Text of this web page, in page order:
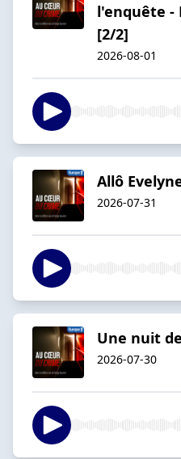
l'enquête -
[2/2]
2026-08-01
Allô
2026-07-31
Une nuit
2026-07-30